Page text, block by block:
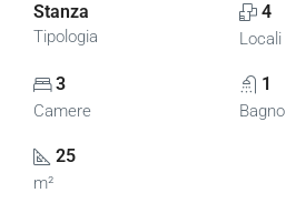
Stanza
Tipologia
4
Locali
3
Camere
1
Bagno
25
m²